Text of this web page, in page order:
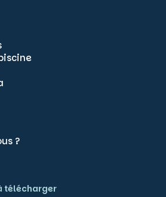
le comportement de navigation ou les ID
ne pas consentir ou de retirer son
effet négatif sur certaines caractéristiques
Accepter
?
télécharger